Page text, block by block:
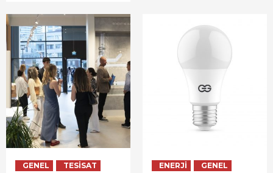
GENEL TESISAT ENERJI GENEL